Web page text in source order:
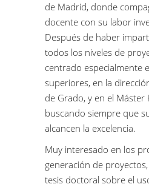
de Madrid, donde
docente con su labor
Después de haber
todos los niveles de
centrado especialmente
superiores, en la
de Grado, y en el Máster
buscando siempre que
alcancen la excelencia.
Muy interesado en los
generación de
tesis doctoral sobre el